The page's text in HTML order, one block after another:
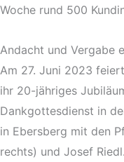
Woche rund 500
Andacht und Vergabe
Am 27. Juni 2023
ihr 20-jähriges
Dankgottesdienst in
in Ebersberg mit den
rechts) und Josef